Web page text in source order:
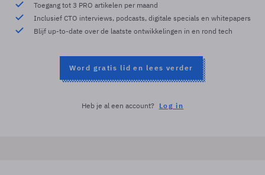
Toegang tot 3 PRO artikelen per maand
Inclusief CTO interviews, podcasts, digitale specials en whitepapers
Blijf up-to-date over de laatste ontwikkelingen in en rond tech
Word gratis lid en lees verder
Heb je al een account? Log in